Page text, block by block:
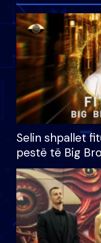
Selin shpallet
pestë të Big
çmimin e